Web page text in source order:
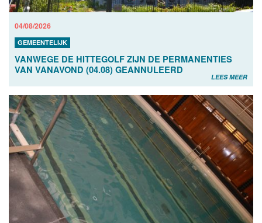
04/08/2026
GEMEENTELIJK
VANWEGE DE HITTEGOLF ZIJN DE PERMANENTIES
VAN VANAVOND (04.08) GEANNULEERD
LEES MEER